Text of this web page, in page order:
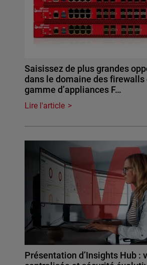
Saisissez de plus grandes
dans le domaine des firewalls
gamme d’appliances F…
Lire l'article
Présentation d’Insights Hub :